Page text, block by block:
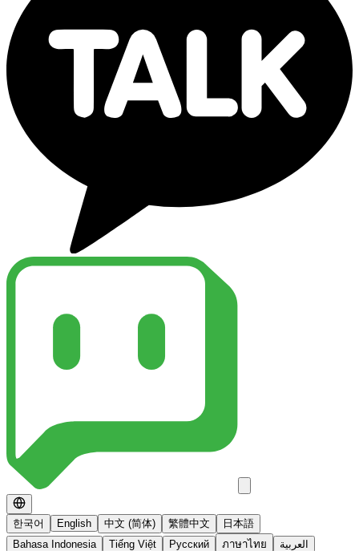
한국어 English 中文 (简体) 繁體中文
日本語
Bahasa Indonesia
Tiếng Việt Русский ภาษาไทย العربية